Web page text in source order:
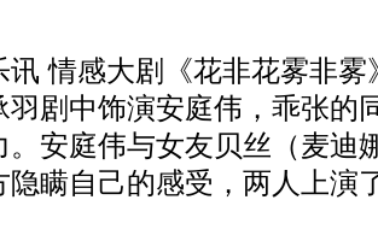
情感大剧《花非花雾非雾
羽剧中饰演安庭伟，乖张的
。安庭伟与女友贝丝（麦迪
隐瞒自己的感受，两人上演